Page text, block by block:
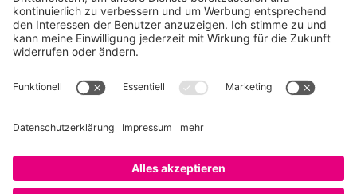
Über SAATKORN
SAATKORN ist der Blog von Gero Hesse. Seit 2009 schreibt